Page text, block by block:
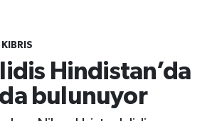
Hindistan’da
bulunuyor